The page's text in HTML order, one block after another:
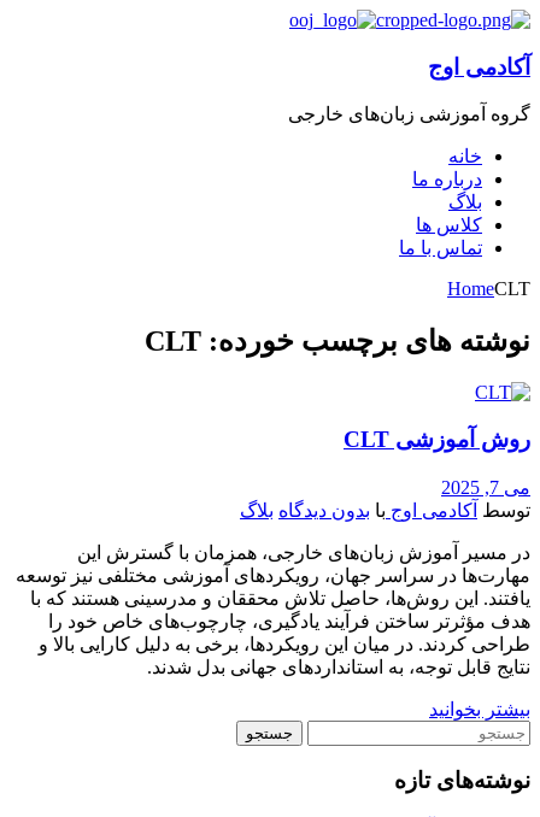
آکادمی اوج
گروه‌ آموزشی زبان‌های خارجی
خانه
درباره ما
بلاگ
کلاس ها
تماس با ما
HomeCLT
نوشته های برچسب خورده: CLT
روش آموزشی CLT
می 7, 2025
توسط آکادمی اوج با بدون دیدگاه بلاگ
در مسیر آموزش زبان‌های خارجی، همزمان با گسترش این
مهارت‌ها در سراسر جهان، رویکردهای آموزشی مختلفی نیز توسعه
یافتند. این روش‌ها، حاصل تلاش محققان و مدرسینی هستند که با
هدف مؤثرتر ساختن فرآیند یادگیری، چارچوب‌های خاص خود را
طراحی کردند. در میان این رویکردها، برخی به دلیل کارایی بالا و
نتایج قابل توجه، به استانداردهای جهانی بدل شدند.
بیشتر بخوانید
نوشته‌های تازه